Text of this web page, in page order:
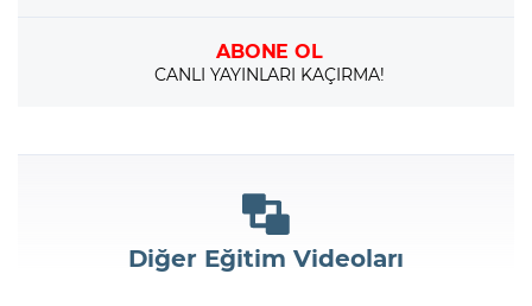
ABONE OL
CANLI YAYINLARI KAÇIRMA!
Diğer Eğitim Videoları